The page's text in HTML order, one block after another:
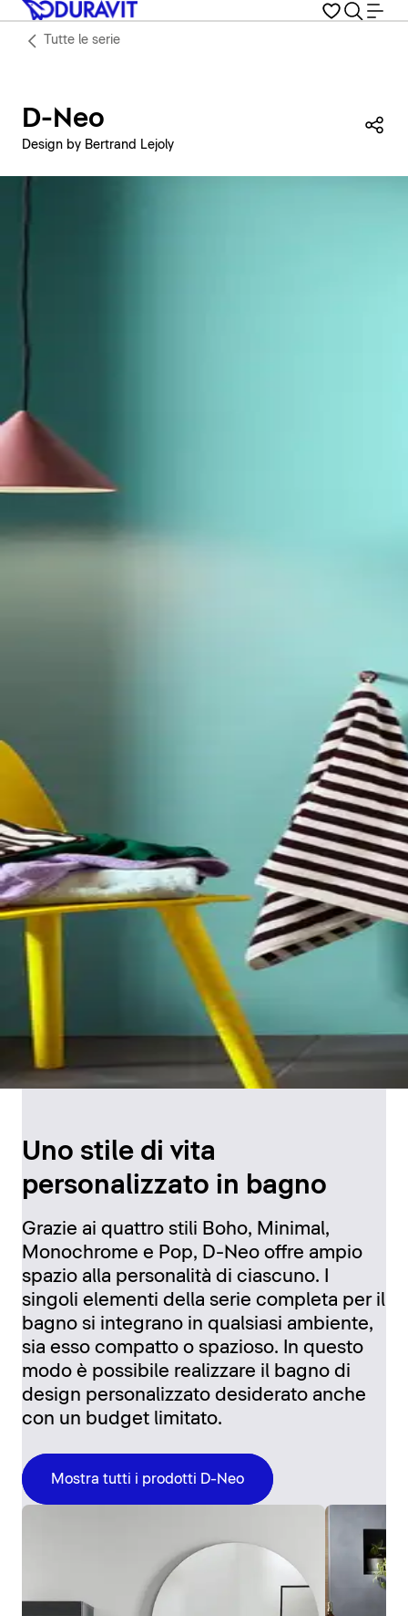
Tutte le serie
D-Neo
Design by Bertrand Lejoly
Uno stile di vita
personalizzato in bagno
Grazie ai quattro stili Boho, Minimal,
Monochrome e Pop, D-Neo offre ampio
spazio alla personalità di ciascuno. I
singoli elementi della serie completa per il
bagno si integrano in qualsiasi ambiente,
sia esso compatto o spazioso. In questo
modo è possibile realizzare il bagno di
design personalizzato desiderato anche
con un budget limitato.
Mostra tutti i prodotti D-Neo